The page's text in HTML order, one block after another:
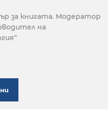
за книгата. Модератор
на